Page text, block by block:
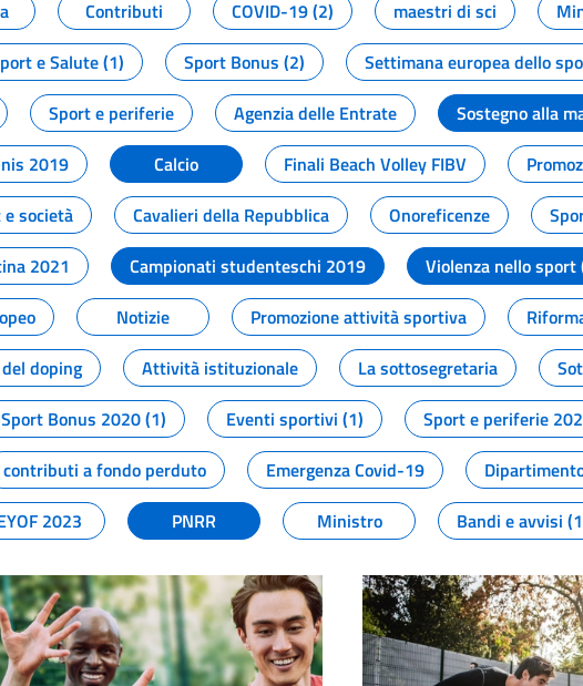
Contributi COVID-19 (2) maestri di sci
e Salute (1) Sport Bonus (2) Settimana europea dello
Sport e periferie Agenzia delle Entrate
Sostegno alla
2019 Calcio Finali Beach Volley FIBV
società Cavalieri della Repubblica Onoreficenze
2021 Campionati studenteschi 2019
Violenza nello sport
Notizie Promozione attività sportiva
doping Attività istituzionale La sottosegretaria
Sport Bonus 2020 (1) Eventi sportivi (1)
Sport e periferie
contributi a fondo perduto Emergenza Covid-19
2023 PNRR Ministro Bandi e avvisi